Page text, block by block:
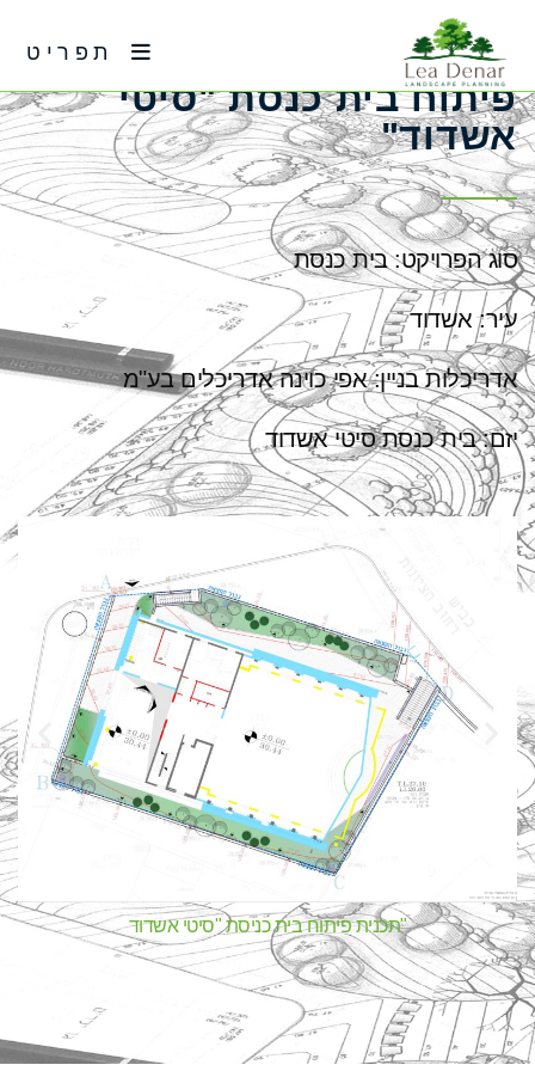
תפריט
פיתוח בית כנסת "סיטי
אשדוד"
סוג הפרויקט: בית כנסת
עיר: אשדוד
אדריכלות בניין: אפי כוינה אדריכלים בע"מ
יזם: בית כנסת סיטי אשדוד
תכנית פיתוח בית כניסת "סיטי אשדוד"